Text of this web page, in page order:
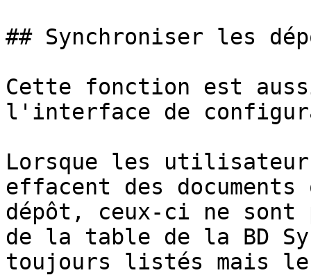
## Synchroniser les
Cette fonction est
l'interface de
Lorsque les
effacent des
dépôt, ceux-ci ne sont
de la table de la BD
toujours listés mais